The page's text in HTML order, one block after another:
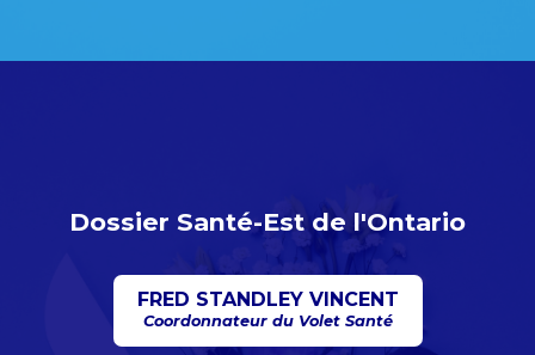
Dossier Santé-Est de l'Ontario
FRED STANDLEY VINCENT
Coordonnateur du Volet Santé